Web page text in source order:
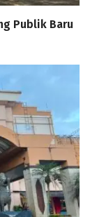
Publik Baru